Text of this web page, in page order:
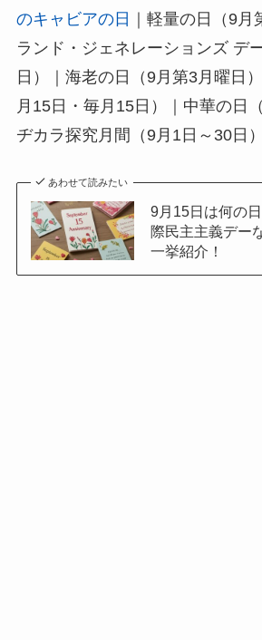
のキャビアの日 ｜軽量の日（9
ランド・ジェネレーションズ デ
日）｜海老の日（9月第3月曜日
月15日・毎月15日）｜中華の日
ヂカラ探究月間（9月1日～30日）
あわせて読みたい
9月15日は何の
際民主主義デー
一挙紹介！